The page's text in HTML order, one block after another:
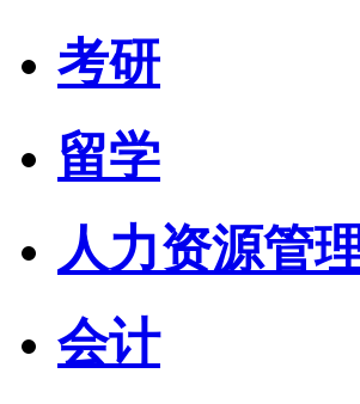
考研
留学
人力资源管
会计